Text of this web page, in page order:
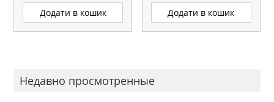
Додати в кошик Додати в кошик
Недавно просмотренные